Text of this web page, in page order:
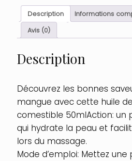
mangue
50ml
Taille
:
Parfum
:
Description
Informations
Avis (0)
Description
Découvrez les bonnes
mangue avec cette huile
comestible 50mlAction: un
qui hydrate la peau et
lors du massage.
Mode d’emploi: Mettez